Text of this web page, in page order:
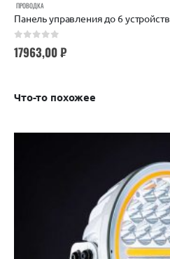
ПРОВОДКА
Панель управления до 6 устройств
17963,00₽
Что-то похожее